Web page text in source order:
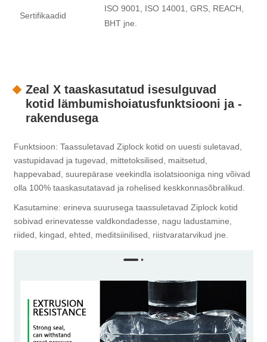
Sertifikaadid
ISO 9001, ISO 14001, GRS, REACH,
BHT jne.
Zeal X taaskasutatud isesulguvad
kotid lämbumishoiatusfunktsiooni ja -
rakendusega
Funktsioon: Taassuletavad Ziplock kotid on uuesti suletavad,
vastupidavad ja tugevad, mittetoksilised, maitsetud,
happevabad, suurepärase veekindla isolatsiooniga ning võivad
olla 100% taaskasutatavad ja rohelised keskkonnasõbralikud.
Kasutamine: erineva suurusega taassuletavad Ziplock kotid
sobivad erinevatesse valdkondadesse, nagu ladustamine,
riided, kingad, ehted, meditsiinilised, riistvaratarvikud jne.